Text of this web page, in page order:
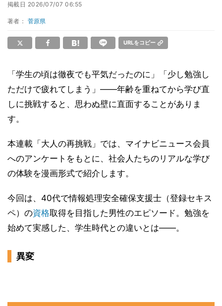
掲載日 2026/07/07 06:55
著者： 菅原県
URLをコピー
「学生の頃は徹夜でも平気だったのに」「少し勉強し
ただけで疲れてしまう」――年齢を重ねてから学び直
しに挑戦すると、思わぬ壁に直面することがありま
す。
本連載「大人の再挑戦」では、マイナビニュース会員
へのアンケートをもとに、社会人たちのリアルな学び
の体験を漫画形式で紹介します。
今回は、40代で情報処理安全確保支援士（登録セキス
ペ）の資格取得を目指した男性のエピソード。勉強を
始めて実感した、学生時代との違いとは――。
異変